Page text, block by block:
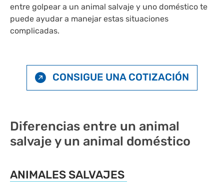
entre golpear a un animal salvaje y uno doméstico te
puede ayudar a manejar estas situaciones
complicadas.
CONSIGUE UNA COTIZACIÓN
Diferencias entre un animal
salvaje y un animal doméstico
ANIMALES SALVAJES